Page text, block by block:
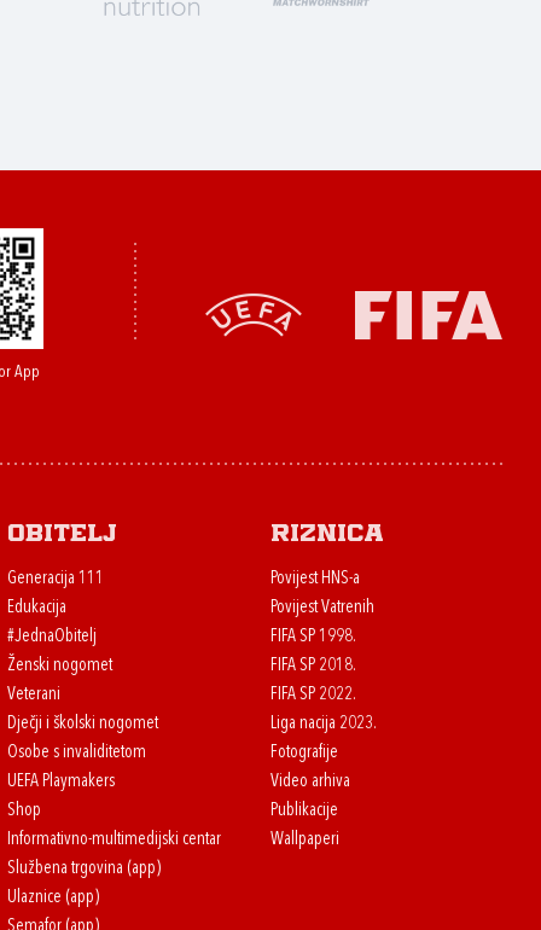
App
Obitelj
Generacija 111
Edukacija
#JednaObitelj
Ženski nogomet
Veterani
Dječji i školski nogomet
Osobe s invaliditetom
UEFA Playmakers
Shop
Informativno-multimedijski centar
Službena trgovina (app)
Ulaznice (app)
Riznica
Povijest HNS-a
Povijest Vatrenih
FIFA SP 1998.
FIFA SP 2018.
FIFA SP 2022.
Liga nacija 2023.
Fotografije
Video arhiva
Publikacije
Wallpaperi